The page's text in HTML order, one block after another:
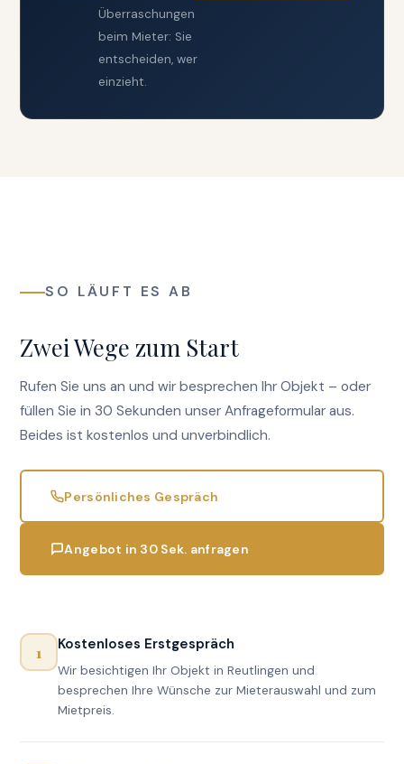
Überraschungen
beim Mieter: Sie
entscheiden, wer
einzieht.
SO LÄUFT ES AB
Zwei Wege zum Start
Rufen Sie uns an und wir besprechen Ihr Objekt – oder
füllen Sie in 30 Sekunden unser Anfrageformular aus.
Beides ist kostenlos und unverbindlich.
Persönliches Gespräch
Angebot in 30 Sek. anfragen
1 Kostenloses Erstgespräch
Wir besichtigen Ihr Objekt in Reutlingen und
besprechen Ihre Wünsche zur Mieterauswahl und zum
Mietpreis.